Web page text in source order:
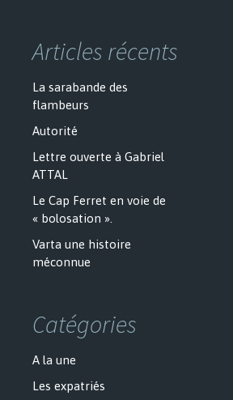
Articles récents
La sarabande des
flambeurs
Autorité
Lettre ouverte à Gabriel
ATTAL
Le Cap Ferret en voie de
« bolosation ».
Varta une histoire
méconnue
Catégories
A la une
Les expatriés